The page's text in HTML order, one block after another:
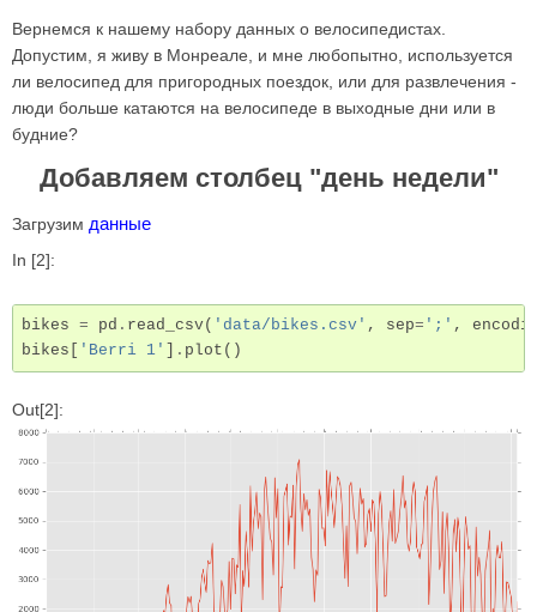
Вернемся к нашему набору данных о велосипедистах.
Допустим, я живу в Монреале, и мне любопытно, используется
ли велосипед для пригородных поездок, или для развлечения -
люди больше катаются на велосипеде в выходные дни или в
будние?
Добавляем столбец "день недели"
Загрузимданные
In [2]:
bikes = pd . read_csv( 'data/bikes.csv' , sep= ';' ,
bikes
'Berri 1' . plot ()
Out[2]: